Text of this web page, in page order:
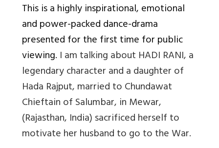
This is a highly inspirational, emotional
and power-packed dance-drama
presented for the first time for public
viewing. I am talking about HADI RANI, a
legendary character and a daughter of
Hada Rajput, married to Chundawat
Chieftain of Salumbar, in Mewar,
(Rajasthan, India) sacrificed herself to
motivate her husband to go to the War.